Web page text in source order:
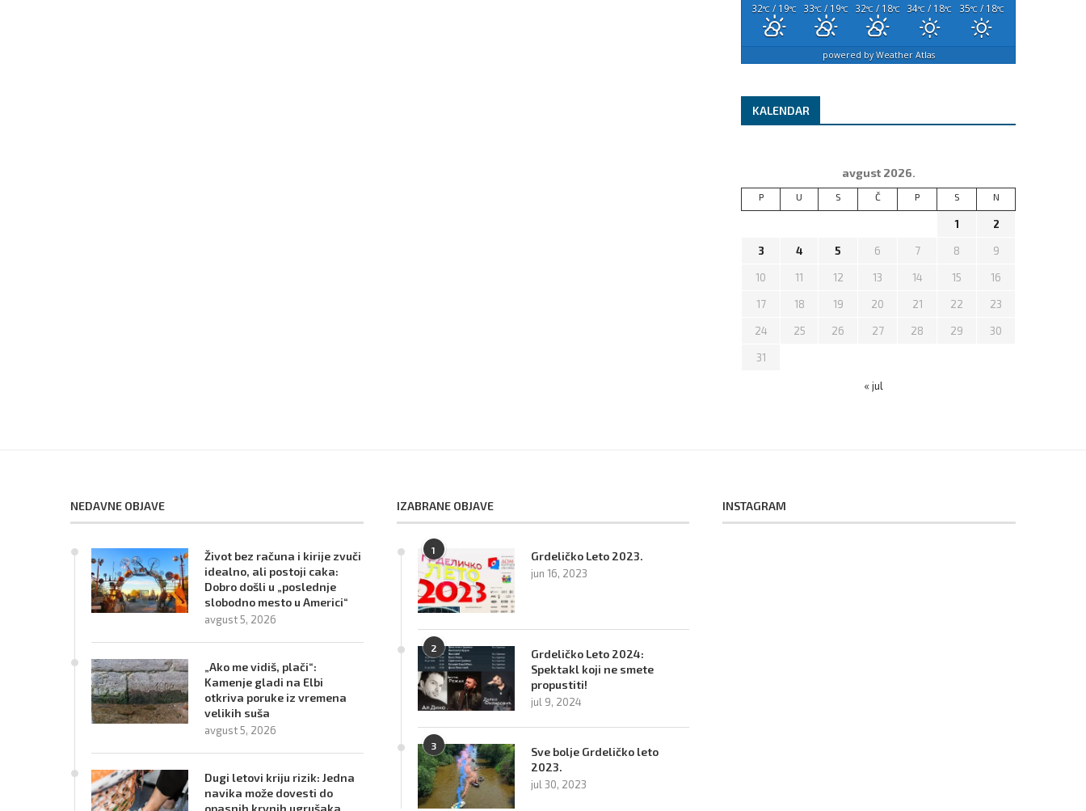
32°C / 19°C 33°C / 19°C 32°C / 18°C 34°C / 18°C 35°C/ 18°C
powered byWeather Atlas
KALENDAR
avgust 2026.
P U S Č P S N
1 2
3 4 5 6 7 8 9
10 11 12 13 14 15 16
17 18 19 20 21 22 23
24 25 26 27 28 29 30
31
« jul
NEDAVNE OBJAVE
Život bez računa i kirije zvuči
idealno, ali postoji caka:
Dobro došli u „poslednje
slobodno mesto u Americi“
avgust 5, 2026
„Ako me vidiš, plači“:
Kamenje gladi na Elbi
otkriva poruke iz vremena
velikih suša
avgust 5, 2026
Dugi letovi kriju rizik: Jedna
navika može dovesti do
IZABRANE OBJAVE
1 Grdeličko Leto 2023.
jun 16, 2023
2
Grdeličko Leto 2024:
Spektakl koji ne smete
propustiti!
jul 9, 2024
3
Sve bolje Grdeličko leto
2023.
jul 30, 2023
INSTAGRAM